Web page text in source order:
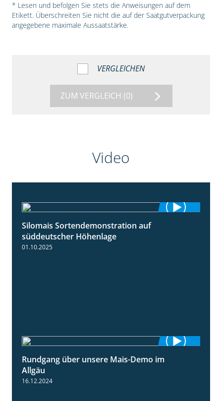
* Lesen und befolgen Sie stets die Anweisungen auf dem
Etikett. Überschreiten Sie nicht die auf der Saatgutverpackung
angegebene maximale Aussaatstärke.
VERGLEICHEN
ZUM VERGLEICH (0)
Video
Silomais Sortendemonstration auf
süddeutscher Höhenlage
01.10.2025
Rundgang über unsere Mais-Demo im
Allgäu
16.12.2024